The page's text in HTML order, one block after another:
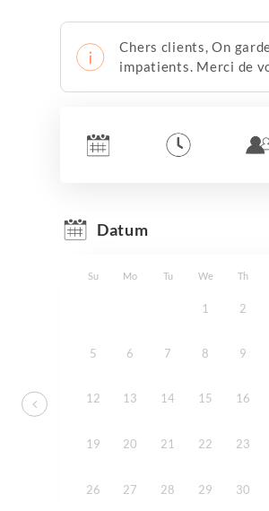
Chers clients, On
impatients. Merci de
Datum
Su Mo Tu We Th
1 2
5 6 7 8 9
12 13 14 15 16
19 20 21 22 23
26 27 28 29 30